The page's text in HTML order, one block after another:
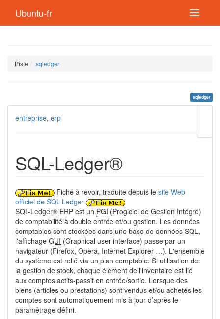
Ubuntu-fr
Piste sqledger
sqledger
page
entreprise, erp
SQL-Ledger®
Fiche à revoir, traduite depuis le site Web
officiel de SQL-Ledger
SQL-Ledger® ERP est un PGI (Progiciel de Gestion Intégré)
de comptabilité à double entrée et/ou gestion. Les données
comptables sont stockées dans une base de données SQL,
l'affichage GUI (Graphical user interface) passe par un
navigateur (Firefox, Opera, Internet Explorer …). L'ensemble
du système est relié via un plan comptable. Si utilisation de
la gestion de stock, chaque élément de l'inventaire est lié
aux comptes actifs-passif en entrée/sortie. Lorsque des
biens (articles ou prestations) sont vendus et/ou achetés les
comptes sont automatiquement mis à jour d’après le
paramétrage défini.